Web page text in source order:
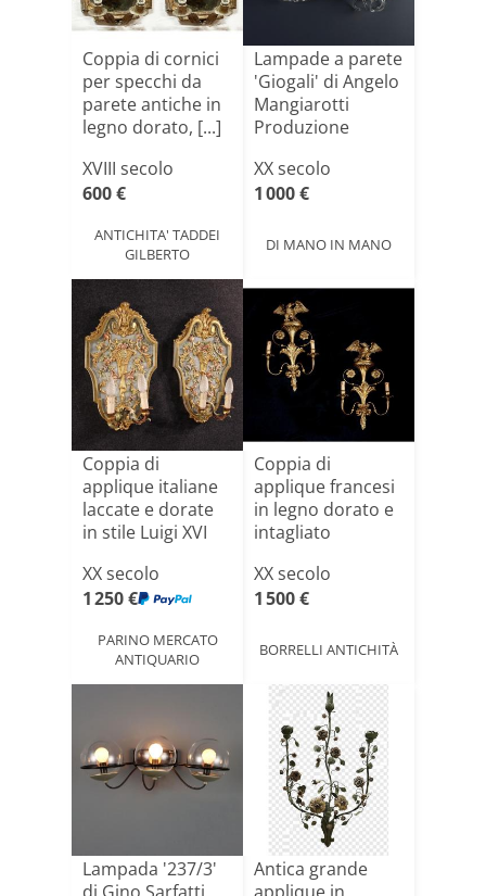
Coppia di cornici
per specchi da
parete antiche in
legno dorato, [...]
XVIII secolo
600 €
ANTICHITA' TADDEI
GILBERTO
Lampade a parete
'Giogali' di Angelo
Mangiarotti
Produzione
XX secolo
1 000 €
DI MANO IN MANO
Coppia di
applique italiane
laccate e dorate
in stile Luigi XVI
XX secolo
1 250 €
PARINO MERCATO
ANTIQUARIO
Coppia di
applique francesi
in legno dorato e
intagliato
XX secolo
1 500 €
BORRELLI ANTICHITÀ
Lampada '237/3'
Antica grande